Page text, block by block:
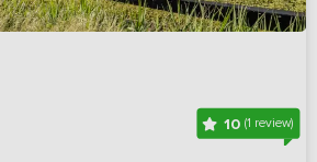
10(1 review)